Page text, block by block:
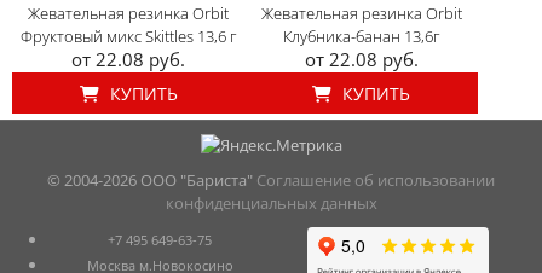
Жевательная резинка Orbit
Фруктовый микс Skittles 13,6 г
от 22.08 руб.
КУПИТЬ
Жевательная резинка Orbit
Клубника-банан 13,6г
от 22.08 руб.
КУПИТЬ
© 2004-2026 ООО "Бариста" Соглашение об использовании
конфиденциальных данных
+7 495 649-63-75
Москва м.Новокосино